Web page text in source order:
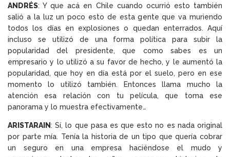
ANDRÉS: Y que acá en Chile cuando ocurrió esto también
salió a la luz un poco esto de esta gente que va muriendo
todos los días en explosiones o quedan enterrados. Aquí
incluso se utilizó de una forma política para subir la
popularidad del presidente, que como sabes es un
empresario y lo utilizó a su favor de hecho, y le aumentó la
popularidad, que hoy en día está por el suelo, pero en ese
momento lo utilizó también. Entonces llama mucho la
atención esa relación con tu película, que toma ese
panorama y lo muestra efectivamente…
ARISTARAIN: Sí, lo que pasa es que esto no es nada original
por parte mía. Tenía la historia de un tipo que quería cobrar
un seguro en una empresa haciéndose el mudo y